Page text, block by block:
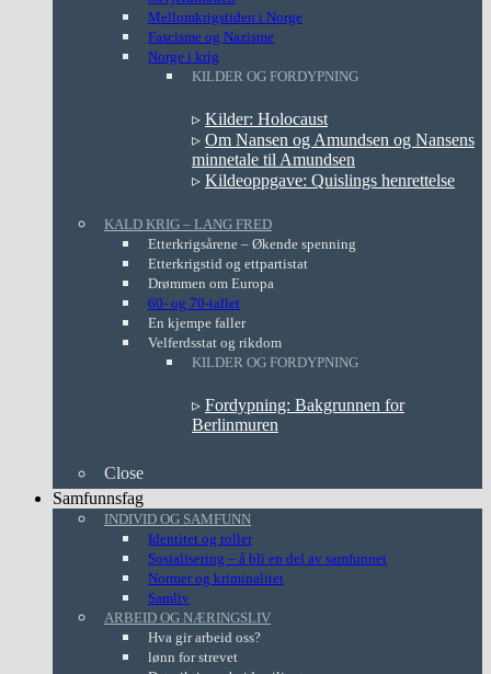
Mellomkrigstiden i Norge
Fascisme og Nazisme
Norge i krig
KILDER OG FORDYPNING
▹ Kilder: Holocaust
▹ Om Nansen og Amundsen og Nansens
minnetale til Amundsen
▹ Kildeoppgave: Quislings henrettelse
KALD KRIG – LANG FRED
Etterkrigsårene – Økende spenning
Etterkrigstid og ettpartistat
Drømmen om Europa
60- og 70-tallet
En kjempe faller
Velferdsstat og rikdom
KILDER OG FORDYPNING
▹ Fordypning: Bakgrunnen for
Berlinmuren
Close
Samfunnsfag
INDIVID OG SAMFUNN
Identitet og roller
Sosialisering – å bli en del av samfunnet
Normer og kriminalitet
Samliv
ARBEID OG NÆRINGSLIV
Hva gir arbeid oss?
lønn for strevet